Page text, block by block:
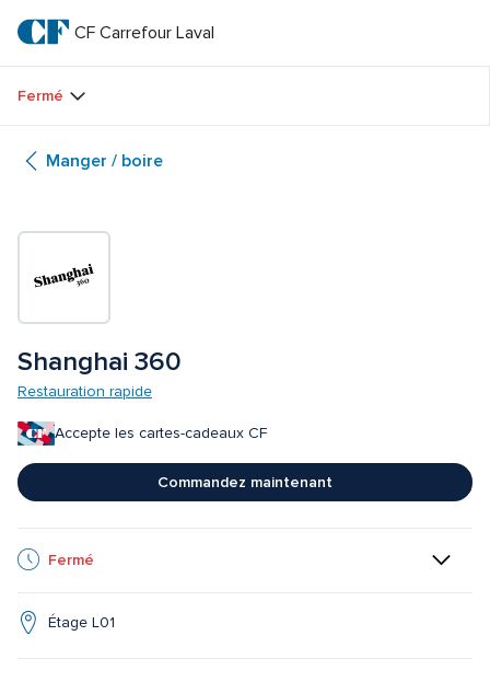
texte
principal
CF
Carrefour
Laval
CF Carrefour Laval
Fermé
Manger / boire
Shanghai 360
Restauration rapide
Accepte les cartes-cadeaux CF
Commandez maintenant
Fermé
Étage L01